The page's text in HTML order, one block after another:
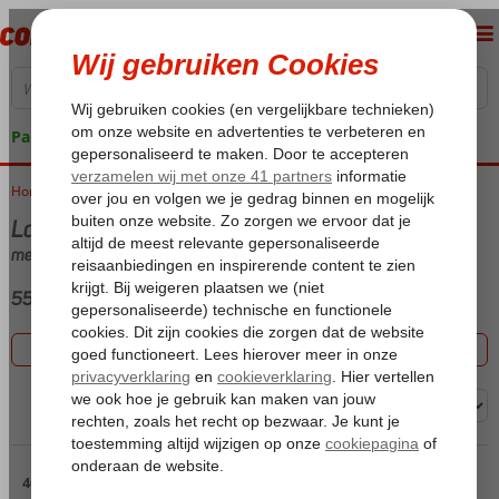
Pakketgarantie
Home Vakantie reizen
Last minute Turkije
met Hotel
555 aanbiedingen
Filter 555 aanbiedingen
Sorteren op:
46 t/m 60 van de 555 accommodaties